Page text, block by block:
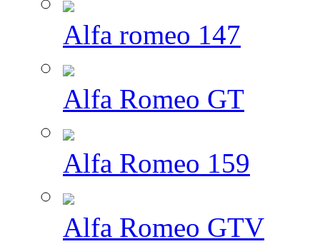
Alfa romeo 147
Alfa Romeo GT
Alfa Romeo 159
Alfa Romeo GTV